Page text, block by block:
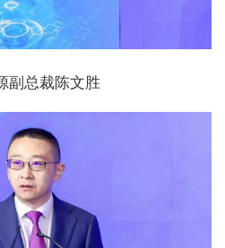
总裁陈文胜